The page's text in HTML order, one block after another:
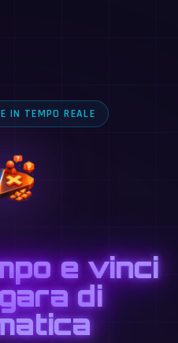
IN TEMPO REALE
e vinci
di